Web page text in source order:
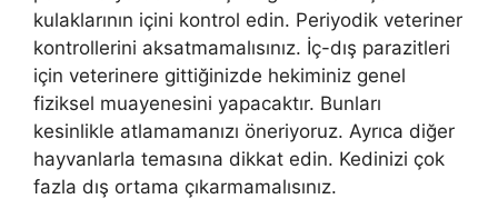
kulaklarının içini kontrol edin. Periyodik veteriner
kontrollerini aksatmamalısınız. İç-dış parazitleri
için veterinere gittiğinizde hekiminiz genel
fiziksel muayenesini yapacaktır. Bunları
kesinlikle atlamamanızı öneriyoruz. Ayrıca diğer
hayvanlarla temasına dikkat edin. Kedinizi çok
fazla dış ortama çıkarmamalısınız.